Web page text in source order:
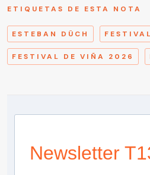
ETIQUETAS DE ESTA NOTA
ESTEBAN DÜCH
FESTIVAL DE VIÑA 2026
Newsletter